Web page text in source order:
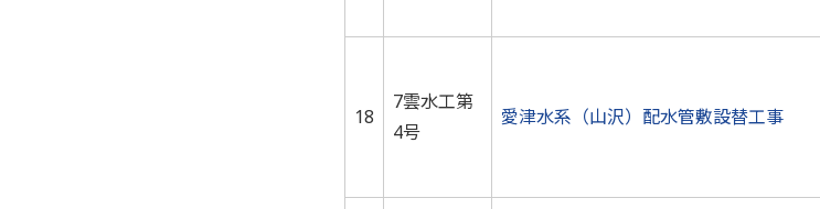
18
7雲水工第
4号
愛津水系（山沢）配水管敷設替工事